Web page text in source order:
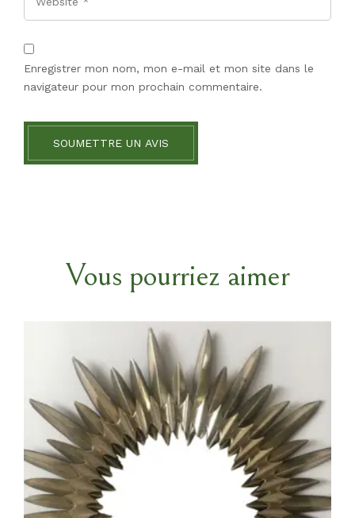
Enregistrer mon nom, mon e-mail et mon site dans le
navigateur pour mon prochain commentaire.
SOUMETTRE UN AVIS
Vous pourriez aimer